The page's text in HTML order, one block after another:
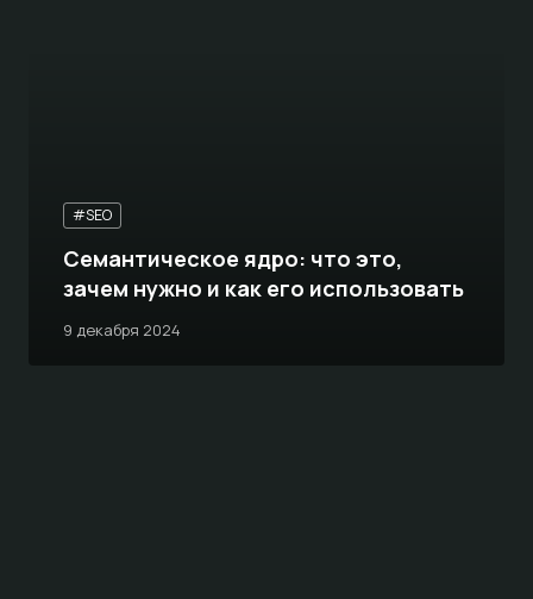
#SEO
9 декабря 2024
Семантическое ядро: что это,
зачем нужно и как его использовать